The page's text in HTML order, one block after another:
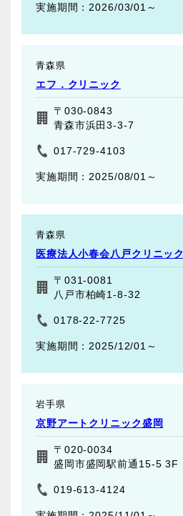
2026/03/01～
青森県
エフ．クリニック
〒030-0843
青森市浜田3-3-7
017-729-4103
2025/08/01～
青森県
医療法人小春会八戸クリニック
〒031-0081
八戸市柏崎1-8-32
0178-22-7725
2025/12/01～
岩手県
京野アートクリニック盛岡
〒020-0034
盛岡市盛岡駅前通15-5 3F
019-613-4124